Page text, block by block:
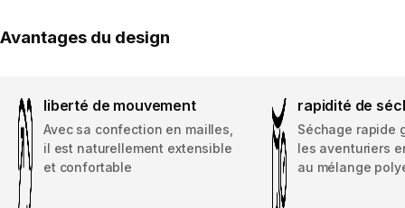
Avantages du design
liberté de mouvement
Avec sa confection en mailles,
il est naturellement extensible
et confortable
rapidité de
Séchage rapide
les aventuriers
au mélange